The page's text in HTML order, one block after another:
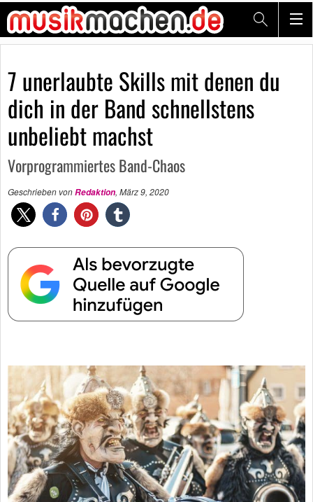
7 unerlaubte Skills mit denen du
dich in der Band schnellstens
unbeliebt machst
Vorprogrammiertes Band-Chaos
Geschrieben vonRedaktion, März 9, 2020